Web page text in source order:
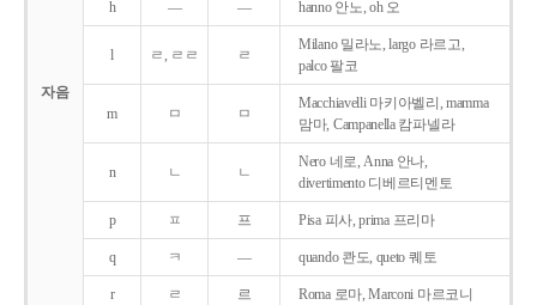
자음
h ― ― hanno 안노, oh 오
l ㄹ, ㄹㄹ ㄹ
Milano 밀라노, largo 라르고,
palco 팔코
m ㅁ ㅁ
Macchiavelli 마키아벨리, mamma
맘마, Campanella 캄파넬라
n ㄴ ㄴ
Nero 네로, Anna 안나,
divertimento 디베르티멘토
p ㅍ 프 Pisa 피사, prima 프리마
q ㅋ ― quando 콴도, queto 퀘토
r ㄹ 르 Roma 로마, Marconi 마르코니